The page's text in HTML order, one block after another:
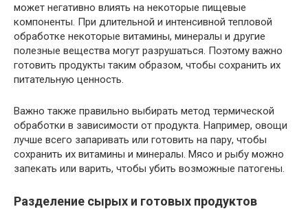
может негативно влиять на некоторые пищевые
компоненты. При длительной и интенсивной тепловой
обработке некоторые витамины, минералы и другие
полезные вещества могут разрушаться. Поэтому важно
готовить продукты таким образом, чтобы сохранить их
питательную ценность.
Важно также правильно выбирать метод термической
обработки в зависимости от продукта. Например, овощи
лучше всего запаривать или готовить на пару, чтобы
сохранить их витамины и минералы. Мясо и рыбу можно
запекать или варить, чтобы убить возможные патогены.
Разделение сырых и готовых продуктов